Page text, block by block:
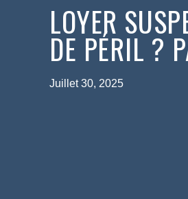
LOYER
DE PÉRIL ?
Juillet 30, 2025